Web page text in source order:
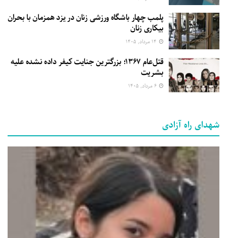
پلمب چهار باشگاه ورزشی زنان در یزد همزمان با بحران
بیکاری زنان
قتل‌عام ۱۳۶۷؛ بزرگترین جنایت کیفر داده نشده علیه
بشریت
شهدای راه آزادی